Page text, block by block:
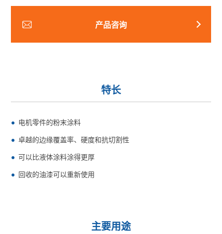
产品咨询
特长
电机零件的粉末涂料
卓越的边缘覆盖率、硬度和抗切割性
可以比液体涂料涂得更厚
回收的油漆可以重新使用
主要用途